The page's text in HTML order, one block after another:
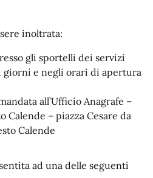
inoltrata:
gli sportelli dei servizi
giorni e negli orari di apertura
all’Ufficio Anagrafe –
Calende – piazza Cesare da
Calende
ad una delle seguenti